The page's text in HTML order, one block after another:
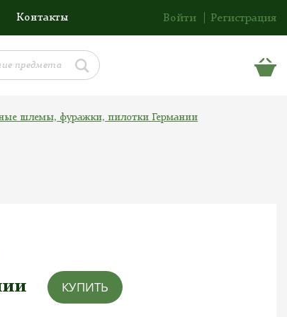
Контакты Войти Регистрация
шлемы, фуражки, пилотки Германии
КУПИТЬ